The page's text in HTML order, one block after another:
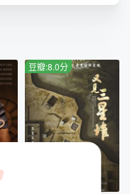
豆瓣:8.0分